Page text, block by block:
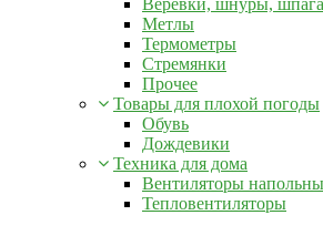
Веревки, шнуры,
Метлы
Термометры
Стремянки
Прочее
Товары для плохой погоды
Обувь
Дождевики
Техника для дома
Вентиляторы
Тепловентиляторы